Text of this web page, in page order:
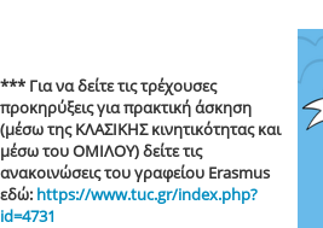
*** Για να δείτε τις τρέχουσες
προκηρύξεις για πρακτική άσκηση
(μέσω της ΚΛΑΣΙΚΗΣ κινητικότητας και
μέσω του ΟΜΙΛΟΥ) δείτε τις
ανακοινώσεις του γραφείου Erasmus
εδώ: https://www.tuc.gr/index.php?
id=4731